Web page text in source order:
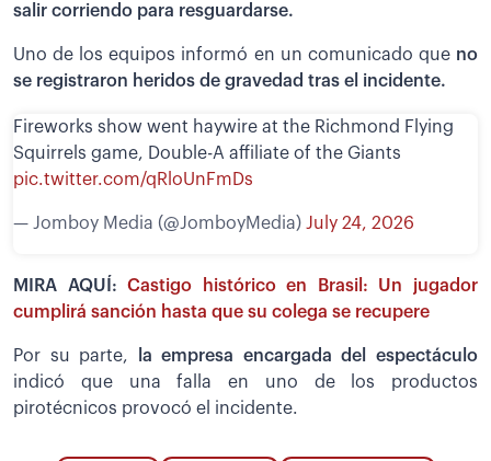
salir corriendo para resguardarse.
Uno de los equipos informó en un comunicado que no
se registraron heridos de gravedad tras el incidente.
Fireworks show went haywire at the Richmond Flying
Squirrels game, Double-A affiliate of the Giants
pic.twitter.com/qRloUnFmDs
— Jomboy Media (@JomboyMedia) July 24, 2026
MIRA AQUÍ:Castigo histórico en Brasil: Un jugador
cumplirá sanción hasta que su colega se recupere
Por su parte,
la empresa encargada del espectáculo
indicó que una falla en uno de los productos
pirotécnicos provocó el incidente.